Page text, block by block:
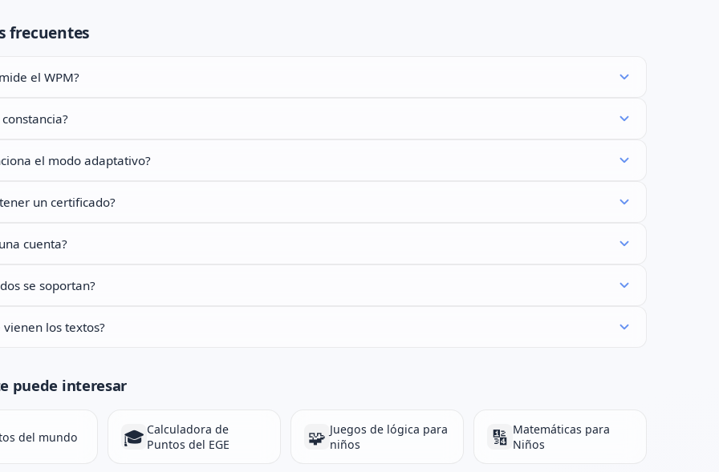
frecuentes
el WPM?
el modo adaptativo?
un certificado?
cuenta?
se soportan?
vienen los textos?
puede interesar
del mundo 🎓 Calculadora de
Puntos del EGE
🧩 Juegos de lógica para
niños
🔢 Matemáticas para
Niños